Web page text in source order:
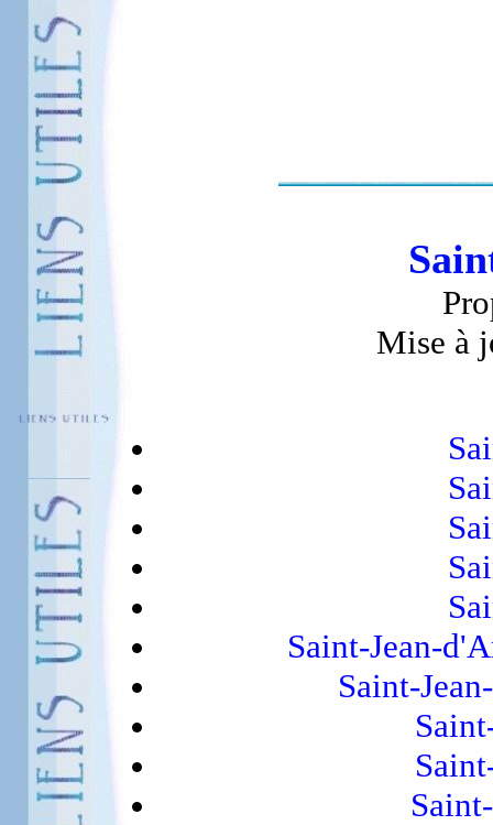
Mise à
Saint-Jean-
Saint-